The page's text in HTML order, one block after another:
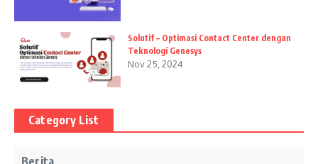
Solutif – Optimasi Contact Center dengan
Teknologi Genesys
Nov 25, 2024
Category List